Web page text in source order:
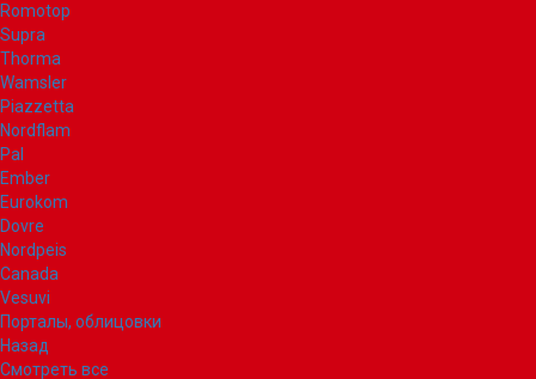
Romotop
Supra
Thorma
Wamsler
Piazzetta
Nordflam
Pal
Ember
Eurokom
Dovre
Nordpeis
Canada
Vesuvi
Порталы, облицовки
Назад
Смотреть все